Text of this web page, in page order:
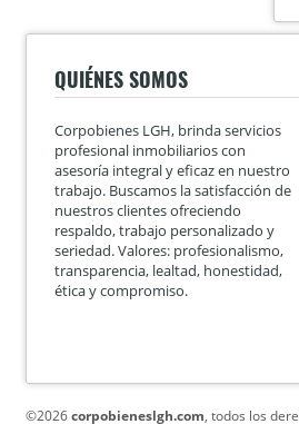
QUIÉNES SOMOS
Corpobienes LGH, brinda servicios
profesional inmobiliarios con
asesoría integral y eficaz en nuestro
trabajo. Buscamos la satisfacción de
nuestros clientes ofreciendo
respaldo, trabajo personalizado y
seriedad. Valores: profesionalismo,
transparencia, lealtad, honestidad,
ética y compromiso.
©2026corpobieneslgh.com, todos los